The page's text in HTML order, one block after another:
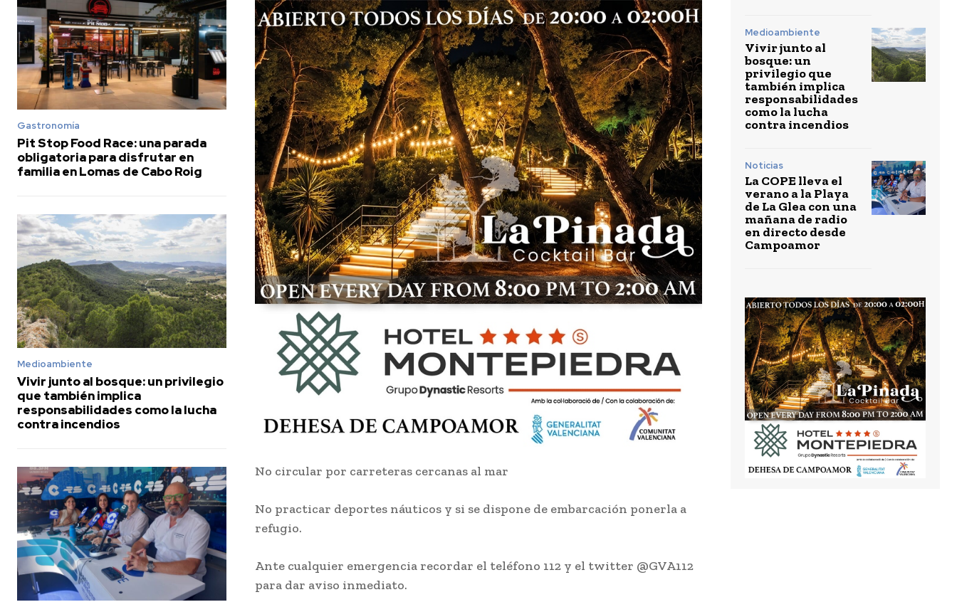
Gastronomía
Pit Stop Food Race: una parada
obligatoria para disfrutar en
familia en Lomas de Cabo Roig
Medioambiente
Vivir junto al bosque: un privilegio
que también implica
responsabilidades como la lucha
contra incendios
No circular por carreteras cercanas al mar
No practicar deportes náuticos y si se dispone de embarcación ponerla a
refugio.
Ante cualquier emergencia recordar el teléfono 112 y el twitter @GVA112
para dar aviso inmediato.
Medioambiente
Vivir junto al
bosque: un
privilegio que
también implica
responsabilidades
como la lucha
contra incendios
Noticias
La COPE lleva el
verano a la Playa
de La Glea con una
mañana de radio
en directo desde
Campoamor